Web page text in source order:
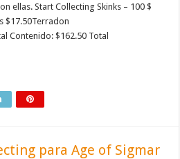
ellas. Start Collecting Skinks – 100 $
$17.50Terradon
Contenido: $162.50 Total
para Age of Sigmar